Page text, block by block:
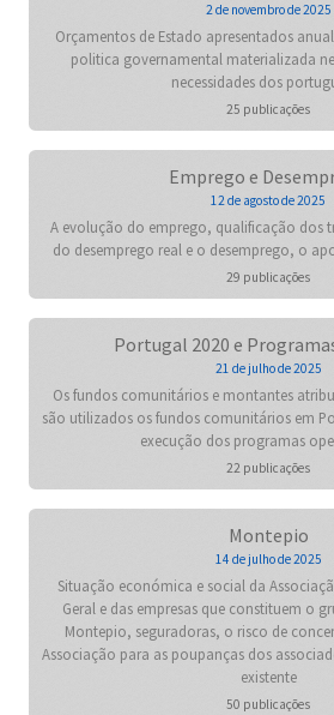
2 de novembro de 2025
Orçamentos de Estado apresentados
politica governamental materializada
necessidades dos
25 publicações
Emprego e
12 de agosto de 2025
A evolução do emprego, qualificação dos
do desemprego real e o desemprego, o
29 publicações
Portugal 2020 e
21 de julho de 2025
Os fundos comunitários e montantes
são utilizados os fundos comunitários em
execução dos programas
22 publicações
Montepio
14 de julho de 2025
Situação económica e social da
Geral e das empresas que constituem o
Montepio, seguradoras, o risco de
Associação para as poupanças dos
existente
50 publicações